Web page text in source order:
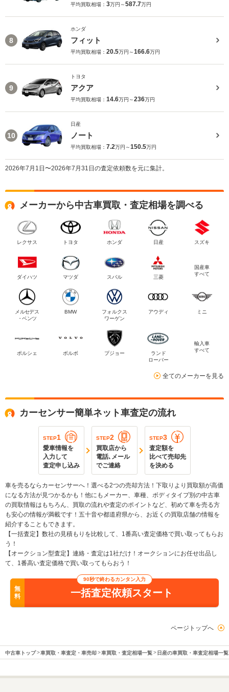
平均買取相場： 3万円～587.7万円
8
ホンダ
フィット
平均買取相場： 20.5万円～166.6万円
9
トヨタ
アクア
平均買取相場： 14.6万円～236万円
10
日産
ノート
平均買取相場： 7.2万円～150.5万円
2026年7月1日〜2026年7月31日の査定依頼数を元に集計。
メーカーから中古車買取・査定相場を調べる
レクサス トヨタ ホンダ 日産 スズキ
ダイハツ マツダ スバル 三菱
国産車
すべて
メルセデス
・ベンツ
BMW
フォルクス
ワーゲン
アウディ ミニ
ポルシェ ボルボ プジョー
ランド
ローバー
輸入車
すべて
全てのメーカーを見る
カーセンサー簡単ネット車査定の流れ
STEP1
愛車情報を
入力して
査定申し込み
STEP2
買取店から
電話､メール
でご連絡
STEP3
査定額を
比べて売却先
を決める
車を売るならカーセンサーへ！選べる2つの売却方法！下取りより買取額が高価
になる方法が見つかるかも！他にもメーカー、車種、ボディタイプ別の中古車
の買取情報はもちろん、買取の流れや査定のポイントなど、初めて車を売る方
も安心の情報が満載です！五十音や都道府県から、お近くの買取店舗の情報を
紹介することもできます。
【一括査定】数社の見積もりを比較して、1番高い査定価格で買い取ってもらお
う！
【オークション型査定】連絡・査定は1社だけ！オークションにお任せ出品し
て、1番高い査定価格で買い取ってもらおう！
無
料
90秒で終わるカンタン入力
一括査定依頼スタート
ページトップへ
中古車トップ 車買取・車査定・車売却 車買取・査定相場一覧 日産の車買取・車査定相場一覧